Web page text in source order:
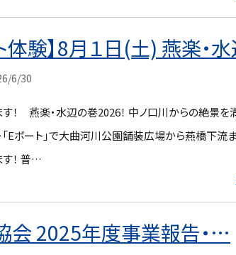
体験】8月１日(土) 燕楽・
6/30
！ 燕楽・水辺の巻2026！ 中ノ口川からの絶景を
Eボート」で大曲河川公園舗装広場から燕橋下流
！ 普…
会 2025年度事業報告・…